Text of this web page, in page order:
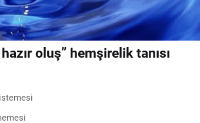
oluş” hemşirelik tanısı